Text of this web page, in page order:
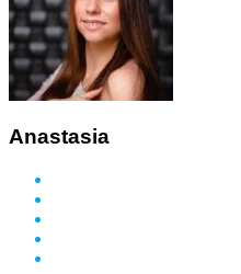
Anastasia